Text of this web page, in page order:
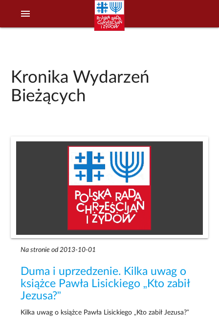
menu
Kronika Wydarzeń
Bieżących
Na stronie od 2013-10-01
Duma i uprzedzenie. Kilka uwag o
książce Pawła Lisickiego „Kto zabił
Jezusa?”
Kilka uwag o książce Pawła Lisickiego „Kto zabił Jezusa?”